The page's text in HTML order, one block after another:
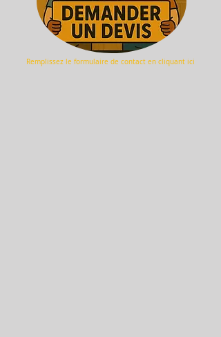
Remplissez le formulaire de contact en cliquant ici